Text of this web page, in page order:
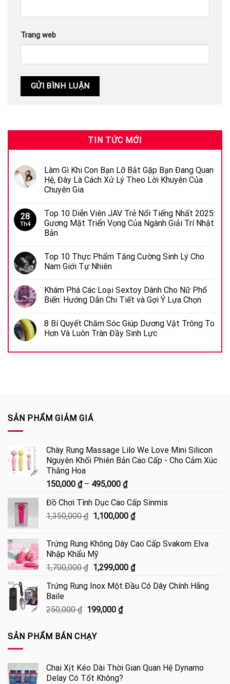
Trang web
TIN TỨC MỚI
Làm Gì Khi Con Bạn Lỡ Bắt Gặp Bạn Đang Quan
Hệ, Đây Là Cách Xử Lý Theo Lời Khuyên Của
Chuyên Gia
28
Th4
Top 10 Diễn Viên JAV Trẻ Nổi Tiếng Nhất 2025:
Gương Mặt Triển Vọng Của Ngành Giải Trí Nhật
Bản
Top 10 Thực Phẩm Tăng Cường Sinh Lý Cho
Nam Giới Tự Nhiên
Khám Phá Các Loại Sextoy Dành Cho Nữ Phổ
Biến: Hướng Dẫn Chi Tiết và Gợi Ý Lựa Chọn
8 Bí Quyết Chăm Sóc Giúp Dương Vật Trông To
Hơn Và Luôn Tràn Đầy Sinh Lực
SẢN PHẨM GIẢM GIÁ
Chày Rung Massage Lilo We Love Mini Silicon
Nguyên Khối Phiên Bản Cao Cấp - Cho Cảm Xúc
Thăng Hoa
150,000 ₫ – 495,000 ₫Khoảng
từ
150,000 ₫
495,000 ₫
Đồ Chơi Tình Dục Cao Cấp Sinmis
1,350,000₫ Giá
1,350,000 ₫.
1,100,000 ₫Giá
là:
Trứng Rung Không Dây Cao Cấp Svakom Elva
Nhập Khẩu Mỹ
1,700,000₫ Giá
là:
1,299,000 ₫Giá
tại
Trứng Rung Inox Một Đầu Có Dây Chính Hãng
Baile
250,000₫ Giá
là:
250,000 ₫.
199,000 ₫Giá
SẢN PHẨM BÁN CHẠY
Chai Xịt Kéo Dài Thời Gian Quan Hệ Dynamo
Delay Có Tốt Không?